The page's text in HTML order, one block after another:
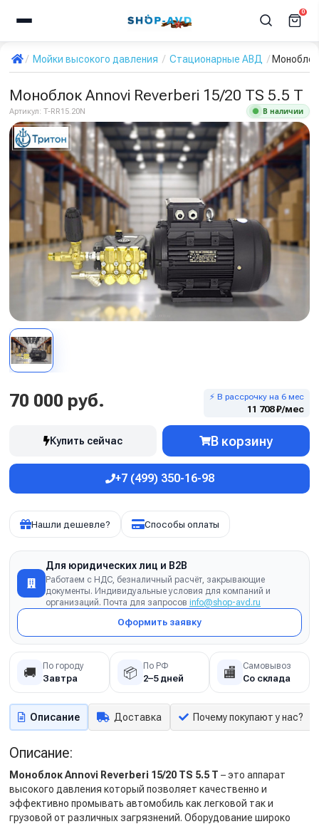
0
Мойки высокого давления Стационарные АВД
Моноблок Annovi Reverberi 15/20 TS 5.5 T
Артикул: T-RR15.20N В наличии
70 000 руб. ⚡ В рассрочку на 6 мес
11 708 ₽/мес
Купить сейчас В корзину
+7 (499) 350-16-98
Нашли дешевле? Способы оплаты
Для юридических лиц и B2B
Работаем с НДС, безналичный расчёт, закрывающие
документы. Индивидуальные условия для компаний и
организаций. Почта для запросов info@shop-avd.ru
Оформить заявку
🚚 По городу
Завтра 📦 По РФ
2–5 дней 🏬 Самовывоз
Со склада
Описание Доставка Почему покупают у нас?
Описание:
Моноблок Annovi Reverberi 15/20 TS 5.5 T – это аппарат
высокого давления который позволяет качественно и
эффективно промывать автомобиль как легковой так и
грузовой от различных загрязнений. Оборудование широко